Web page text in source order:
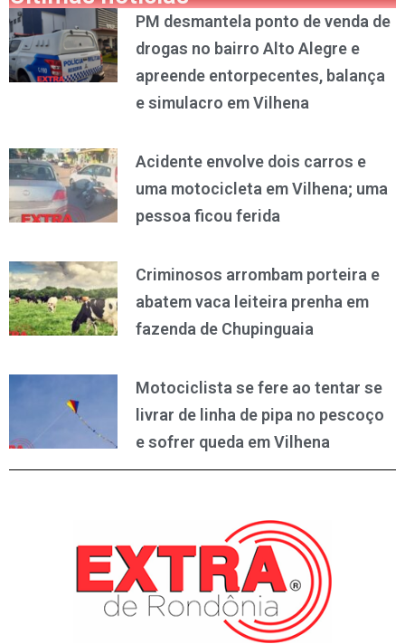
PM desmantela ponto de venda de
drogas no bairro Alto Alegre e
apreende entorpecentes, balança
e simulacro em Vilhena
Acidente envolve dois carros e
uma motocicleta em Vilhena; uma
pessoa ficou ferida
Criminosos arrombam porteira e
abatem vaca leiteira prenha em
fazenda de Chupinguaia
Motociclista se fere ao tentar se
livrar de linha de pipa no pescoço
e sofrer queda em Vilhena